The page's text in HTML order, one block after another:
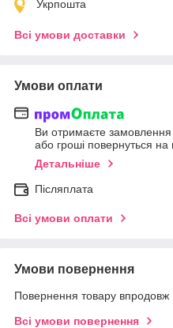
Укрпошта
Всі умови доставки
Умови оплати
Ви отримаєте замовлення
або гроші повернуться на
Детальніше
Післяплата
Всі умови оплати
Умови повернення
Повернення товару впродовж
Всі умови повернення